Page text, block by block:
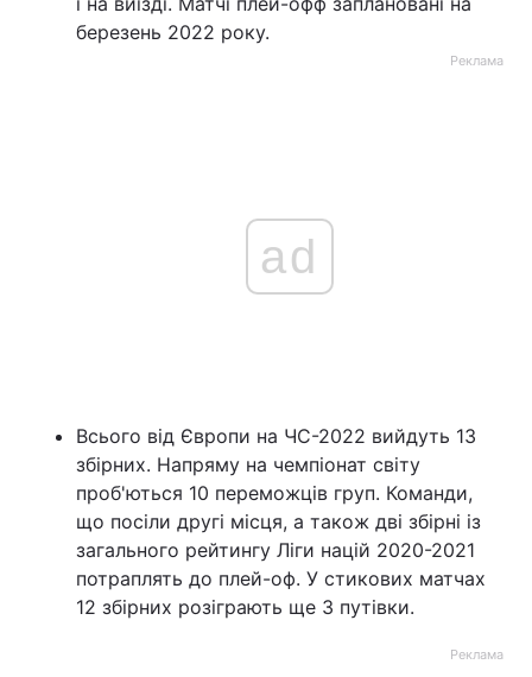
березень 2022 року.
Реклама
ad
Всього від Європи на ЧС-2022 вийдуть 13
збірних. Напряму на чемпіонат світу
проб'ються 10 переможців груп. Команди,
що посіли другі місця, а також дві збірні із
загального рейтингу Ліги націй 2020-2021
потраплять до плей-оф. У стикових матчах
12 збірних розіграють ще 3 путівки.
Реклама